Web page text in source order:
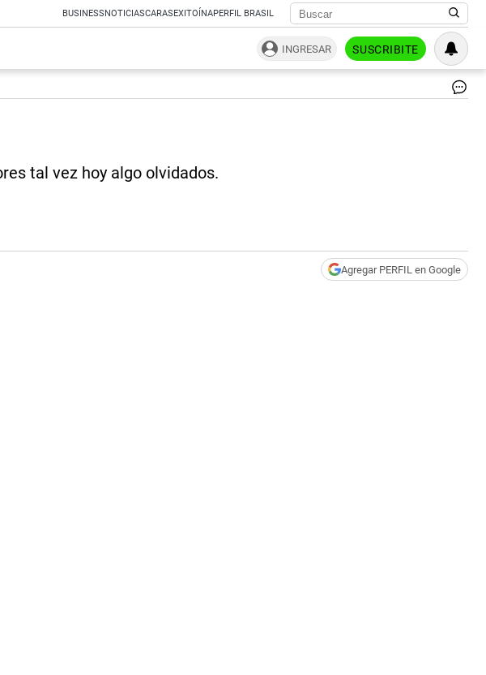
BUSINESSNOTICIASCARASEXITOÍNAPERFIL BRASIL
INGRESAR SUSCRIBITE
tal vez hoy algo olvidados.
Agregar PERFIL en Google